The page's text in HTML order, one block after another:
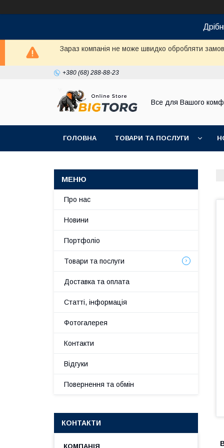
Зараз компанія не може швидко обробляти
+380 (68) 288-88-23
Все для Вашого
ГОЛОВНА ТОВАРИ ТА ПОСЛУГИ
Про нас
Новини
Портфоліо
Товари та послуги
Доставка та оплата
Статті, інформація
Фотогалерея
Контакти
Відгуки
Повернення та обмін
КОНТАКТИ